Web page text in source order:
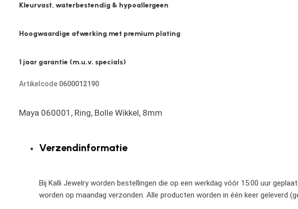
Kleurvast, waterbestendig & hypoallergeen
Hoogwaardige afwerking met premium plating
1 jaar garantie (m.u.v. specials)
Artikelcode 0600012190
Maya 060001, Ring, Bolle Wikkel, 8mm
Verzendinformatie
Bij Kalli Jewelry worden bestellingen die op een werkdag vóór 15:00 uur
worden op maandag verzonden. Alle producten worden in één keer geleverd